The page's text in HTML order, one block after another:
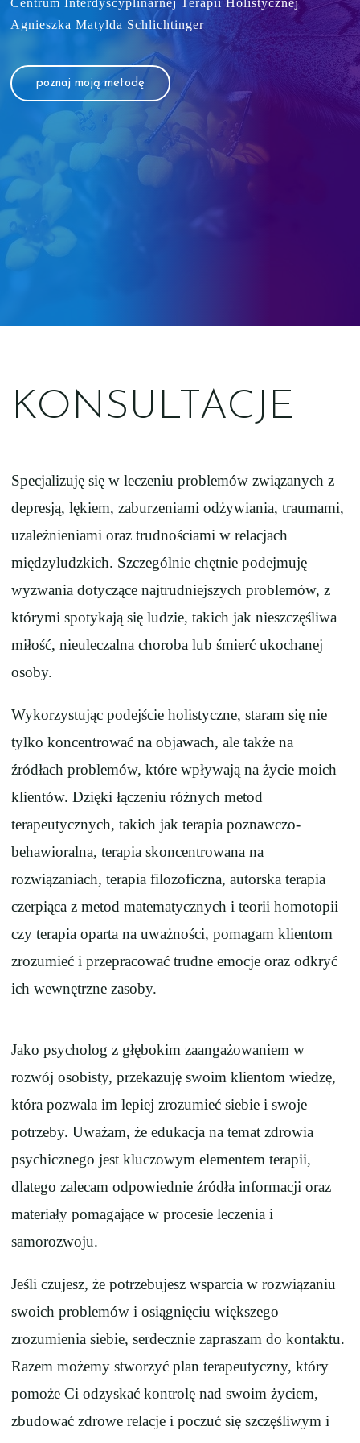
Agnieszka Matylda Schlichtinger
poznaj moją metodę
KONSULTACJE
Specjalizuję się w leczeniu problemów związanych z
depresją, lękiem, zaburzeniami odżywiania, traumami,
uzależnieniami oraz trudnościami w relacjach
międzyludzkich. Szczególnie chętnie podejmuję
wyzwania dotyczące najtrudniejszych problemów, z
którymi spotykają się ludzie, takich jak nieszczęśliwa
miłość, nieuleczalna choroba lub śmierć ukochanej
osoby.
Wykorzystując podejście holistyczne, staram się nie
tylko koncentrować na objawach, ale także na
źródłach problemów, które wpływają na życie moich
klientów. Dzięki łączeniu różnych metod
terapeutycznych, takich jak terapia poznawczo-
behawioralna, terapia skoncentrowana na
rozwiązaniach, terapia filozoficzna, autorska terapia
czerpiąca z metod matematycznych i teorii homotopii
czy terapia oparta na uważności, pomagam klientom
zrozumieć i przepracować trudne emocje oraz odkryć
ich wewnętrzne zasoby.
Jako psycholog z głębokim zaangażowaniem w
rozwój osobisty, przekazuję swoim klientom wiedzę,
która pozwala im lepiej zrozumieć siebie i swoje
potrzeby. Uważam, że edukacja na temat zdrowia
psychicznego jest kluczowym elementem terapii,
dlatego zalecam odpowiednie źródła informacji oraz
materiały pomagające w procesie leczenia i
samorozwoju.
Jeśli czujesz, że potrzebujesz wsparcia w rozwiązaniu
swoich problemów i osiągnięciu większego
zrozumienia siebie, serdecznie zapraszam do kontaktu.
Razem możemy stworzyć plan terapeutyczny, który
pomoże Ci odzyskać kontrolę nad swoim życiem,
zbudować zdrowe relacje i poczuć się szczęśliwym i